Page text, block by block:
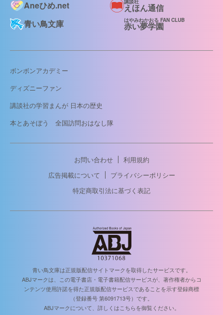
Aneひめ.net
講談社
えほん通信
青い鳥文庫
はやみねかおる FAN CLUB
赤い夢学園
ボンボンアカデミー
ディズニーファン
講談社の学習まんが 日本の歴史
本とあそぼう 全国訪問おはなし隊
お問い合わせ
利用規約
広告掲載について
プライバシーポリシー
特定商取引法に基づく表記
青い鳥文庫は正規版配信サイトマークを取得したサービスです。
ABJマークは、この電子書店・電子書籍配信サービスが、著作権者からコ
ンテンツ使用許諾を得た正規版配信サービスであることを示す登録商標
（登録番号 第6091713号）です。
ABJマークについて、詳しくはこちらを御覧ください。